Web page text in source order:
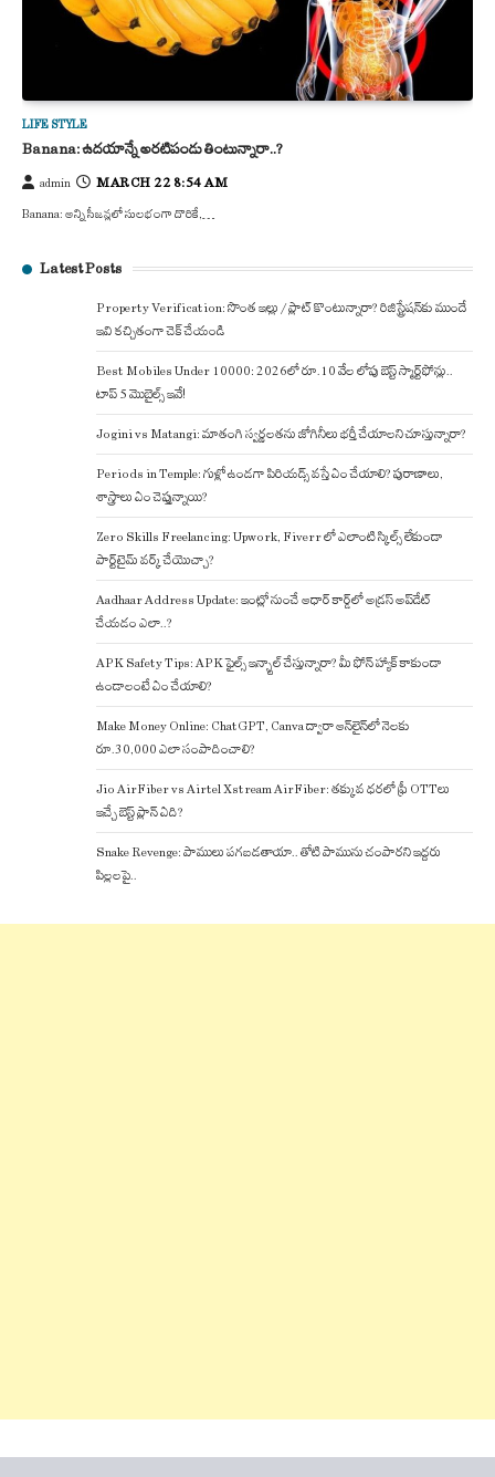
LIFE STYLE
Banana: ఉదయాన్నే అరటిపండు తింటున్నారా..?
admin MARCH 22 8:54 AM
Banana: అన్ని సీజన్లలో సులభంగా దొరికే,…
Latest Posts
Property Verification: సొంత ఇల్లు / ప్లాట్ కొంటున్నారా? రిజిస్ట్రేషన్‌కు ముందే
ఇవి కచ్చితంగా చెక్ చేయండి
Best Mobiles Under 10000: 2026లో రూ.10 వేల లోపు బెస్ట్ స్మార్ట్‌ఫోన్లు..
టాప్ 5 మొబైల్స్ ఇవే!
Jogini vs Matangi: మాతంగి స్వర్ణలతను జోగినీలు భర్తీ చేయాలని చూస్తున్నారా?
Periods in Temple: గుళ్లో ఉండగా పిరియడ్స్ వస్తే ఏం చేయాలి? పురాణాలు,
శాస్త్రాలు ఏం చెప్తున్నాయి?
Zero Skills Freelancing: Upwork, Fiverr లో ఎలాంటి స్కిల్స్ లేకుండా
పార్ట్‌టైమ్ వర్క్ చేయొచ్చా?
Aadhaar Address Update: ఇంట్లో నుంచే ఆధార్ కార్డ్‌లో అడ్రస్ అప్‌డేట్
చేయడం ఎలా..?
APK Safety Tips: APK ఫైల్స్ ఇన్స్టాల్ చేస్తున్నారా? మీ ఫోన్ హ్యాక్ కాకుండా
ఉండాలంటే ఏం చేయాలి?
Make Money Online: ChatGPT, Canva ద్వారా ఆన్‌లైన్‌లో నెలకు
రూ.30,000 ఎలా సంపాదించాలి?
Jio AirFiber vs Airtel Xstream AirFiber: తక్కువ ధరలో ఫ్రీ OTTలు
ఇచ్చే బెస్ట్ ప్లాన్ ఏది?
Snake Revenge: పాములు పగబడతాయా.. తోటి పామును చంపారని ఇద్దరు
పిల్లలపై..